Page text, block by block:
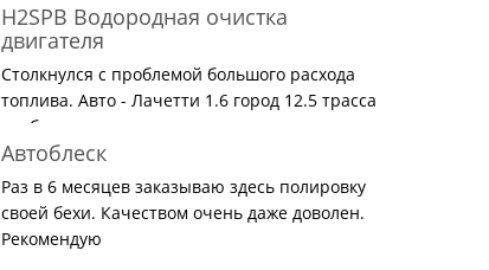
H2SPB Водородная очистка
двигателя
Столкнулся с проблемой большого расхода
топлива. Авто - Лачетти 1.6 город 12.5 трасса
вообще не ...
Автоблеск
Раз в 6 месяцев заказываю здесь полировку
своей бехи. Качеством очень даже доволен.
Рекомендую